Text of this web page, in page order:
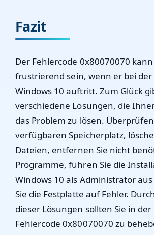
Fazit
Der Fehlercode 0x80070070
frustrierend sein, wenn er bei
Windows 10 auftritt. Zum Glück
verschiedene Lösungen, die
das Problem zu lösen.
verfügbaren Speicherplatz,
Dateien, entfernen Sie nicht
Programme, führen Sie die
Windows 10 als Administrator
Sie die Festplatte auf Fehler.
dieser Lösungen sollten Sie in
Fehlercode 0x80070070 zu